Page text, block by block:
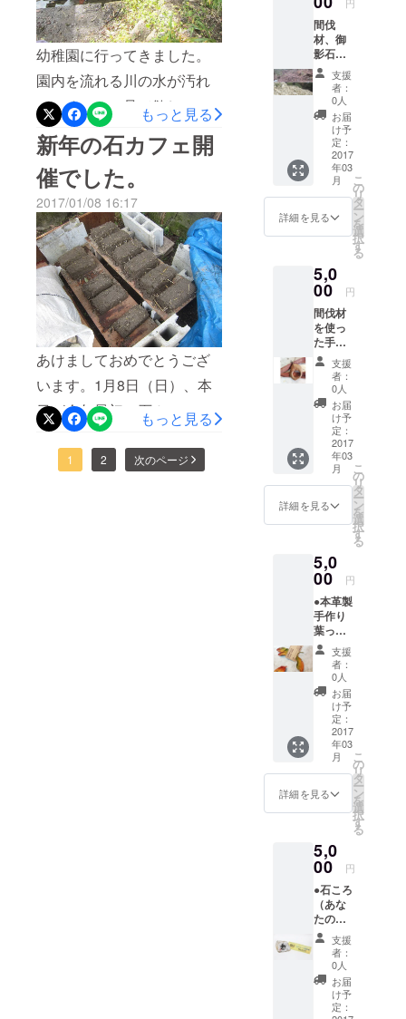
然農法・無農薬で育てられ
た野菜です。みんなで、ワ
イワイ食事づくり。食事タ
イム。美味しくできまし
た。外での食事ですが、暖
かいのです。大根・人参の
スープには、片栗粉でトロ
ミをつけてますから、これ
も暖かい。大根の葉は、少
しお塩をふって・・・美味
しい・・・。 お昼から
は、思い思いに燻製づくり
や薪つくり炭焼き窯の補修
準備に、廃材を利用できる
ように釘抜きなど・・・。
帰り際に急な雪。大きなボ
タン雪です。子供は、大喜
び！！まるで、子犬です。
幼稚園に行ってきました。
園内を流れる川の水が汚れ
ているので、見て欲しいと
のことです。広〜い園内
を、子供達が走り回ってい
ます。木も、草もたくさん
あり、自然がいっぱいの環
境です。ザリガニが棲んで
いて、子供達はザリガニ釣
りを楽しんでいるとのこ
と。しかし、魚はいないよ
うです。 左側には、広い池
があります。そばに、子供
達が水遊びできる、浅めの
スペースを作くりたいです
ね〜。水は、どこからか流
れ込んでいるようです。場
もっと見る
新年の石カフェ開
催でした。
2017/01/08 16:17
あけましておめでとうござ
います。1月8日（日）、本
日が今年最初の石カフェ開
催日でした。残念ながら、
雨。午前中は、小雨でした
もっと見る
1 2 次のページ
す。
間伐
材、御
影石の
いずれ
かを山
でつか
み取り
できま
す。 六
甲山中
腹の間
伐材、
石置き
場から
自身で
運んで
れるだ
け持っ
て帰っ
て下さ
い ！
（※軽ト
ラ不
可）
支援
者：
0人
お届
け予
定：
2017
年03
月
詳細を見る
こ
の
リ
タ
ー
ン
を
選
択
す
る
5,0
00 円
間伐材
を使っ
た手作
りアク
セサ
リー
間伐し
た馬酔
木を
削った
リング
のアク
セサ
リーで
す。
スト
かペン
ダント
が選べ
ます。
支援
者：
0人
お届
け予
定：
2017
年03
月
詳細を見る
こ
の
リ
タ
ー
ン
を
選
択
す
る
5,0
00 円
●本革製
手作り
葉っぱ
のしお
り イニ
シャル
入り
もしく
は 色
チョイ
ス！
（お選
びいい
ただけ
ます）
●レザー
ト
ショッ
プ・
エ．ビ
シの教
室チ
ケット
大阪・
谷町の
長屋に
ある教
室で、
支援
者：
0人
お届
け予
定：
2017
年03
月
詳細を見る
こ
の
リ
タ
ー
ン
を
選
択
す
る
5,0
00 円
●石ころ
（あな
たの一
文字入
り）
石ころ
に好き
な漢字
をお入
支援
者：
0人
お届
け予
定：